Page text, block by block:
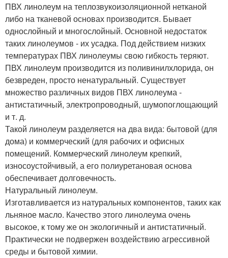
ПВХ линолеум на теплозвукоизоляционной нетканой
либо на тканевой основах производится. Бывает
однослойный и многослойный. Основной недостаток
таких линолеумов - их усадка. Под действием низких
температурах ПВХ линолеумы свою гибкость теряют.
ПВХ линолеум производится из поливинилхлорида, он
безвреден, просто ненатуральный. Существует
множество различных видов ПВХ линолеума -
антистатичный, электропроводный, шумопоглощающий
и т. д.
Такой линолеум разделяется на два вида: бытовой (для
дома) и коммерческий (для рабочих и офисных
помещений. Коммерческий линолеум крепкий,
износоустойчивый, а его полиуретановая основа
обеспечивает долговечность.
Натуральный линолеум.
Изготавливается из натуральных компонентов, таких как
льняное масло. Качество этого линолеума очень
высокое, к тому же он экологичный и антистатичный.
Практически не подвержен воздействию агрессивной
среды и бытовой химии.